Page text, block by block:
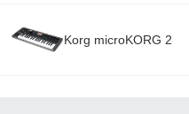
Korg microKORG 2